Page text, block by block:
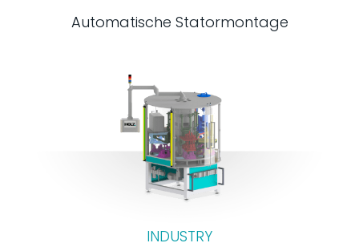
Automatische Statormontage
INDUSTRY